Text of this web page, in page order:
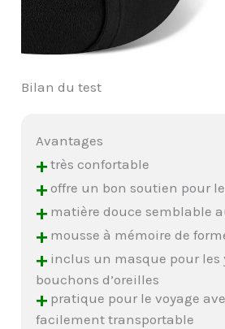
Bilan du test
Avantages
+ très confortable
+ offre un bon soutien pour
+ matière douce semblable
+ mousse à mémoire de
+ inclus un masque pour les
bouchons d’oreilles
+ pratique pour le voyage
facilement transportable